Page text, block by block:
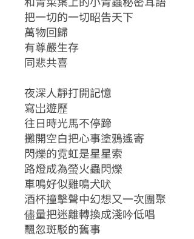
把一切的一切昭告天下
萬物回歸
有尊嚴生存
同悲共喜
夜深人靜打開記憶
寫岀遊歷
往日時光馬不停蹄
攤開空白把心事塗鴉遙寄
閃爍的霓虹是星星索
路燈成為螢火蟲閃爍
車鳴好似雞鳴犬吠
酒杯撞擊聲中幻想又一次團聚
儘量把迷離轉換成淺吟低唱
飄忽斑駁的舊事